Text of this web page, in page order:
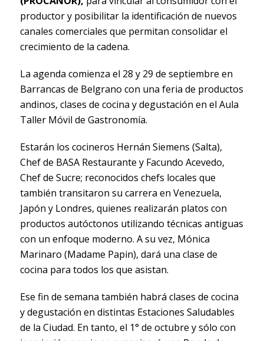
productor y posibilitar la identificación de nuevos
canales comerciales que permitan consolidar el
crecimiento de la cadena.
La agenda comienza el 28 y 29 de septiembre en
Barrancas de Belgrano con una feria de productos
andinos, clases de cocina y degustación en el Aula
Taller Móvil de Gastronomía.
Estarán los cocineros Hernán Siemens (Salta),
Chef de BASA Restaurante y Facundo Acevedo,
Chef de Sucre; reconocidos chefs locales que
también transitaron su carrera en Venezuela,
Japón y Londres, quienes realizarán platos con
productos autóctonos utilizando técnicas antiguas
con un enfoque moderno. A su vez, Mónica
Marinaro (Madame Papin), dará una clase de
cocina para todos los que asistan.
Ese fin de semana también habrá clases de cocina
y degustación en distintas Estaciones Saludables
de la Ciudad. En tanto, el 1° de octubre y sólo con